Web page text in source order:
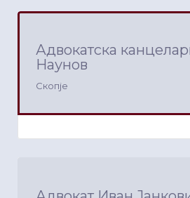
Адвокатска
Наунов
Скопје